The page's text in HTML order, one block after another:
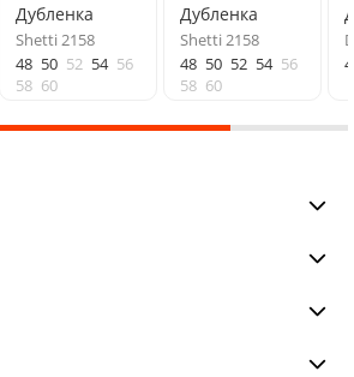
Дубленка
Shetti 2158
48 50 52 54 56
58 60
Дубленка
Shetti 2158
48 50 52 54 56
58 60